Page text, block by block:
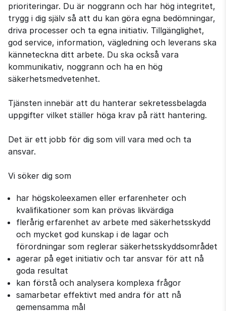
prioriteringar. Du är noggrann och har hög integritet,
trygg i dig själv så att du kan göra egna bedömningar,
driva processer och ta egna initiativ. Tillgänglighet,
god service, information, vägledning och leverans ska
känneteckna ditt arbete. Du ska också vara
kommunikativ, noggrann och ha en hög
säkerhetsmedvetenhet.
Tjänsten innebär att du hanterar sekretessbelagda
uppgifter vilket ställer höga krav på rätt hantering.
Det är ett jobb för dig som vill vara med och ta
ansvar.
Vi söker dig som
har högskoleexamen eller erfarenheter och
kvalifikationer som kan prövas likvärdiga
flerårig erfarenhet av arbete med säkerhetsskydd
och mycket god kunskap i de lagar och
förordningar som reglerar säkerhetsskyddsområdet
agerar på eget initiativ och tar ansvar för att nå
goda resultat
kan förstå och analysera komplexa frågor
samarbetar effektivt med andra för att nå
gemensamma mål